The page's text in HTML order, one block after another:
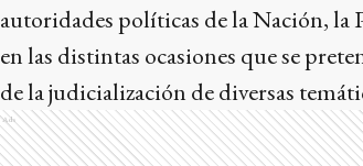
autoridades políticas de la Nación,
en las distintas ocasiones que se
de la judicialización de diversas
Ads